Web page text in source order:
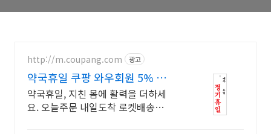
http://m.coupang.com 광고
약국휴일 쿠팡 와우회원 5% 캐
시 적립
약국휴일, 지친 몸에 활력을 더하세
요. 오늘주문 내일도착 로켓배송으